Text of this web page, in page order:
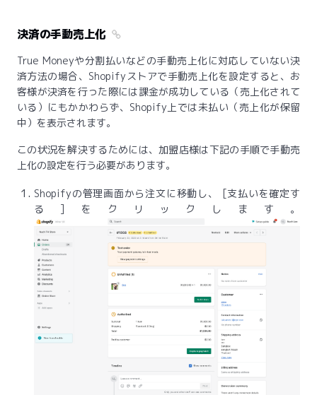
決済の手動売上化
True Moneyや分割払いなどの手動売上化に対応していない決
済方法の場合、Shopifyストアで手動売上化を設定すると、お
客様が決済を行った際には課金が成功している（売上化されて
いる）にもかかわらず、Shopify上では未払い（売上化が保留
中）を表示されます。
この状況を解決するためには、加盟店様は下記の手順で手動売
上化の設定を行う必要があります。
Shopifyの管理画面から注文に移動し、 [支払いを確定す
る]をクリックします。